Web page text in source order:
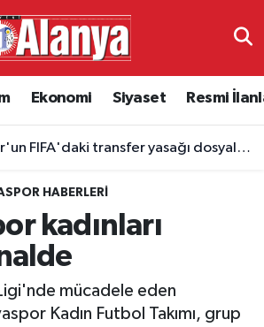
Ekonomi Siyaset Resmi
transfer yasağı dosyaları azalıyor
HABERLERI
kadınları
mücadele eden
Kadın Futbol Takımı, grup
Vakitleri
Durumu ve Fikstür